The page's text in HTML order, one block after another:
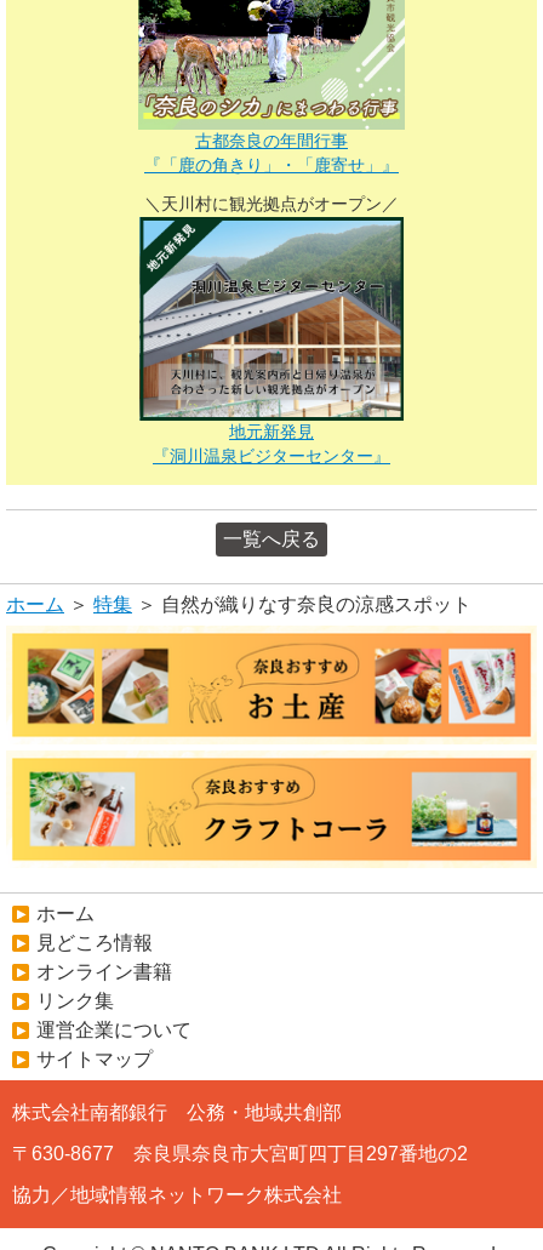
古都奈良の年間行事
『「鹿の角きり」・「鹿寄せ」』
＼天川村に観光拠点がオープン／
地元新発見
『洞川温泉ビジターセンター 』
一覧へ戻る
ホーム ＞ 特集 ＞ 自然が織りなす奈良の涼感スポット
ホーム
見どころ情報
オンライン書籍
リンク集
運営企業について
サイトマップ
株式会社南都銀行 公務・地域共創部
〒630-8677 奈良県奈良市大宮町四丁目297番地の2
協力／地域情報ネットワーク株式会社